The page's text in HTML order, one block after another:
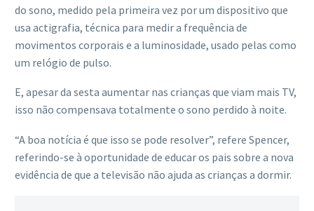
do sono, medido pela primeira vez por um dispositivo que
usa actigrafia, técnica para medir a frequência de
movimentos corporais e a luminosidade, usado pelas como
um relógio de pulso.
E, apesar da sesta aumentar nas crianças que viam mais TV,
isso não compensava totalmente o sono perdido à noite.
“A boa notícia é que isso se pode resolver”, refere Spencer,
referindo-se à oportunidade de educar os pais sobre a nova
evidência de que a televisão não ajuda as crianças a dormir.